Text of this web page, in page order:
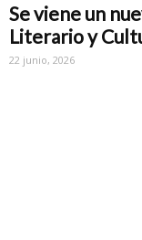
Se viene un
Literario y
22 junio, 2026